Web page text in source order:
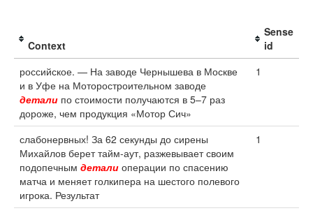
Context
Sense
id
российское. — На заводе Чернышева в Москве
и в Уфе на Моторостроительном заводе
детали по стоимости получаются в 5–7 раз
дороже, чем продукция «Мотор Сич»
1
слабонервных! За 62 секунды до сирены
Михайлов берет тайм-аут, разжевывает своим
подопечным детали операции по спасению
матча и меняет голкипера на шестого полевого
игрока. Результат
1